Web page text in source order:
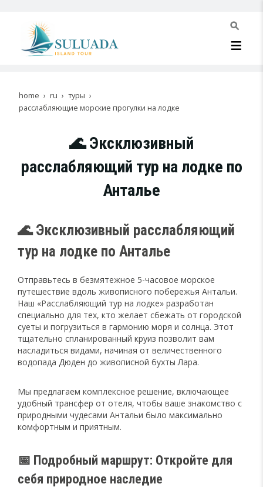
home ru
туры
расслабляющие морские прогулки на лодке
🌊 Эксклюзивный
расслабляющий тур на лодке по
Анталье
🌊 Эксклюзивный расслабляющий
тур на лодке по Анталье
Отправьтесь в безмятежное 5-часовое морское
путешествие вдоль живописного побережья Антальи.
Наш «Расслабляющий тур на лодке» разработан
специально для тех, кто желает сбежать от городской
суеты и погрузиться в гармонию моря и солнца. Этот
тщательно спланированный круиз позволит вам
насладиться видами, начиная от величественного
водопада Дюден до живописной бухты Лара.
Мы предлагаем комплексное решение, включающее
удобный трансфер от отеля, чтобы ваше знакомство с
природными чудесами Антальи было максимально
комфортным и приятным.
📅 Подробный маршрут: Откройте для
себя природное наследие